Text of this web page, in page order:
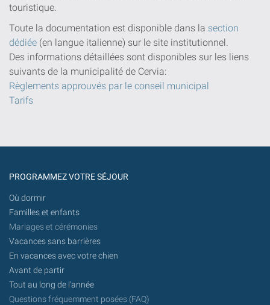
touristique.
Toute la documentation est disponible dans la section
dédiée (en langue italienne) sur le site institutionnel.
Des informations détaillées sont disponibles sur les liens
suivants de la municipalité de Cervia:
Règlements approuvés par le conseil municipal
Tarifs
PROGRAMMEZ VOTRE SÉJOUR
Où dormir
Familles et enfants
Mariages et cérémonies
Vacances sans barrières
En vacances avec votre chien
Avant de partir
Tout au long de l'année
Questions fréquemment posées (FAQ)